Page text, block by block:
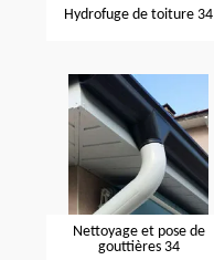
Hydrofuge de toiture 34
Nettoyage et pose de
gouttières 34